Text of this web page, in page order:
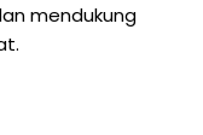
mendukung